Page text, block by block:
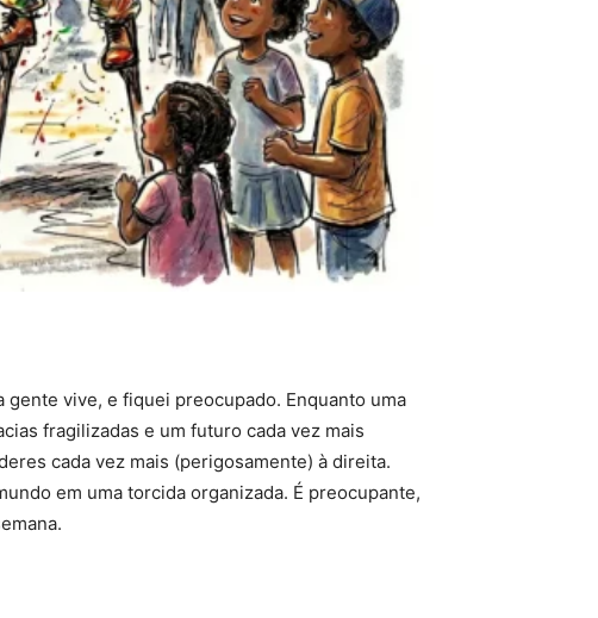
gente vive, e fiquei preocupado. Enquanto uma
fragilizadas e um futuro cada vez mais
cada vez mais (perigosamente) à direita.
em uma torcida organizada. É preocupante,